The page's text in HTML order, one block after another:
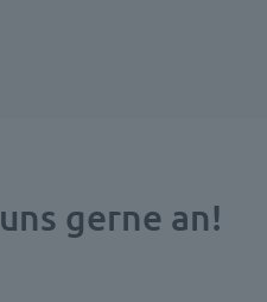
gerne an!